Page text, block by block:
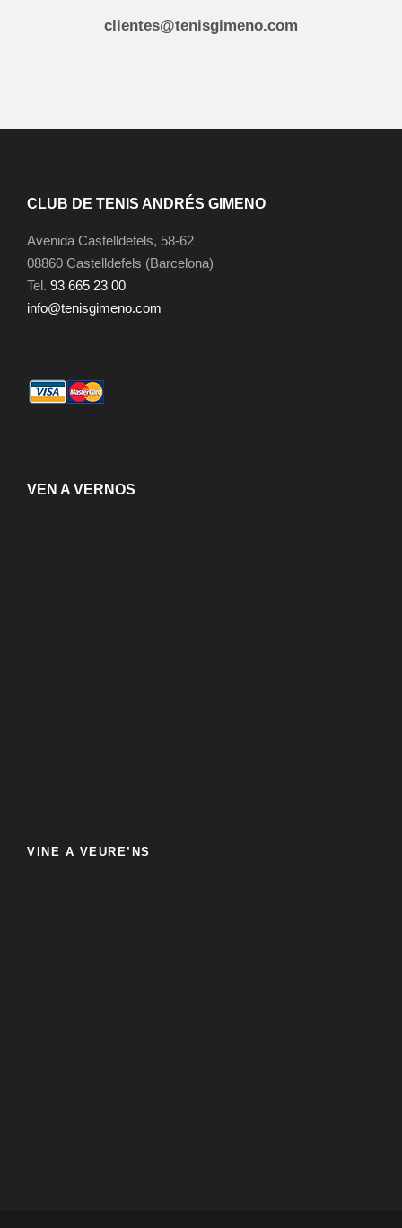
clientes@tenisgimeno.com
CLUB DE TENIS ANDRÉS GIMENO
Avenida Castelldefels, 58-62
08860 Castelldefels (Barcelona)
Tel. 93 665 23 00
info@tenisgimeno.com
VEN A VERNOS
VINE A VEURE’NS